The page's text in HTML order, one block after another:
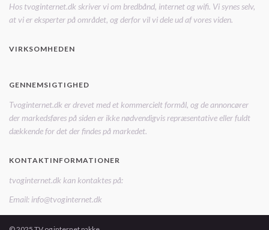
Hos tvoginternet.dk skriver vi om bredbånd, internet og wifi. Vi synes selv,
at vi er eksperter på området, og derfor vil vi dele ud af vores viden.
VIRKSOMHEDEN
GENNEMSIGTIGHED
Tvoginternet.dk er drevet med et kommercielt formål, og de annoncører
der markedsføres på siden er ikke nødvendigvis repræsentative eller fuldt
dækkende for det der findes på markedet.
KONTAKTINFORMATIONER
tvoginternet.dk kan kontaktes på:
Email: info@tvoginternet.dk